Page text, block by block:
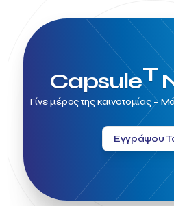
CapsuleT
Γίνε μέρος της καινοτομίας –
Εγγράψου